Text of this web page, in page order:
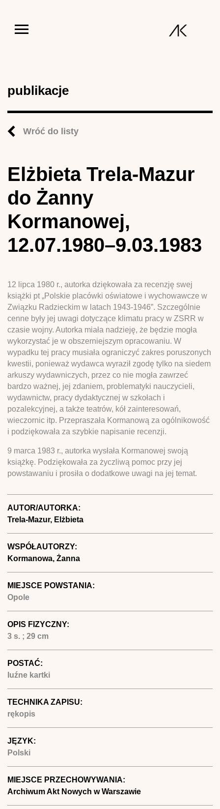
publikacje
Wróć do listy
Elżbieta Trela-Mazur
do Żanny
Kormanowej,
12.07.1980–9.03.1983
12 lipca 1980 r., autorka dziękowała za recenzję swej
książki pt „Polskie placówki oświatowe i wychowawcze w
Związku Radzieckim w latach 1943-1946”. Szczególnie
cenne były jej uwagi dotyczące klimatu pracy w ZSRR w
czasie wojny. Autorka miała nadzieję, że będzie mogła
wykorzystać je w obszerniejszym opracowaniu. W
wypadku tej pracy musiała ograniczyć zakres poruszonych
kwestii, ponieważ wydawca wyraził zgodę tylko na siedem
arkuszy wydawniczych, przez co nie mogła zawrzeć
bardzo ważnej, jej zdaniem, problematyki nauczycieli,
wydawnictw, pracy dydaktycznej w szkołach i
pozalekcyjnej, a także teatrów, kół zainteresowań,
wieczornic itp. Przepraszała Kormanową za ogólnikowość
i podziękowała za szybkie napisanie recenzji.
9 marca 1983 r., autorka wysłała Kormanowej swoją
książkę. Podziękowała za życzliwą pomoc przy jej
powstawaniu i prosiła o dodatkowe uwagi na jej temat.
AUTOR/AUTORKA:
Trela-Mazur, Elżbieta
WSPÓŁAUTORZY:
Kormanowa, Żanna
MIEJSCE POWSTANIA:
Opole
OPIS FIZYCZNY:
3 s. ; 29 cm
POSTAĆ:
luźne kartki
TECHNIKA ZAPISU:
rękopis
JĘZYK:
Polski
MIEJSCE PRZECHOWYWANIA:
Archiwum Akt Nowych w Warszawie